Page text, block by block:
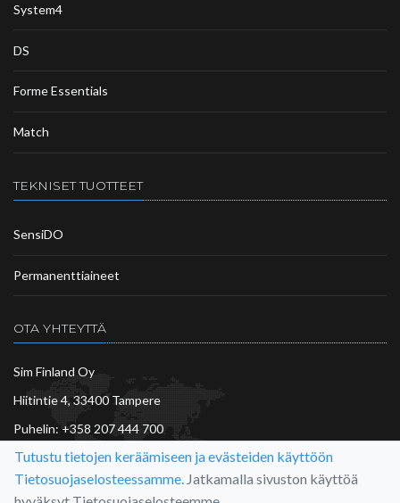
System4
DS
Forme Essentials
Match
TEKNISET TUOTTEET
SensiDO
Permanenttiaineet
OTA YHTEYTTÄ
Sim Finland Oy
Hiitintie 4, 33400 Tampere
Puhelin: +358 207 444 700
asiakaspalvelu@sim.fi
Lisää…
Tutustu tietojen keräämiseen ja evästeiden käyttöön
Tietosuojaselosteessamme. Jatkamalla sivuston käyttöä